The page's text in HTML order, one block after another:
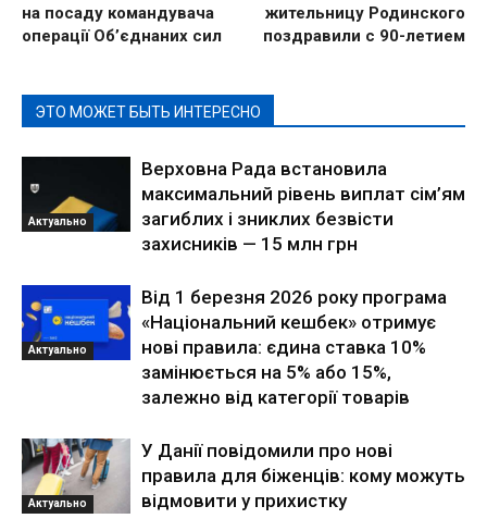
на посаду командувача
операції Об’єднаних сил
жительницу Родинского
поздравили с 90-летием
ЭТО МОЖЕТ БЫТЬ ИНТЕРЕСНО
Актуально
Верховна Рада встановила
максимальний рівень виплат сім’ям
загиблих і зниклих безвісти
захисників — 15 млн грн
Актуально
Від 1 березня 2026 року програма
«Національний кешбек» отримує
нові правила: єдина ставка 10%
замінюється на 5% або 15%,
залежно від категорії товарів
Актуально
У Данії повідомили про нові
правила для біженців: кому можуть
відмовити у прихистку